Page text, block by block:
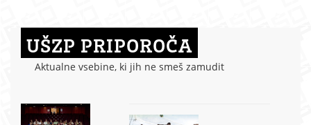
UŠZP PRIPOROČA
Aktualne vsebine, ki jih ne smeš zamudit